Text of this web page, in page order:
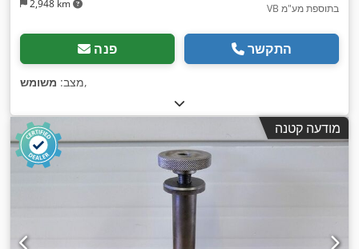
2,948 km
VB בתוספת מע"מ
פנה התקשר
מצב: משומש ,
מודעה קטנה